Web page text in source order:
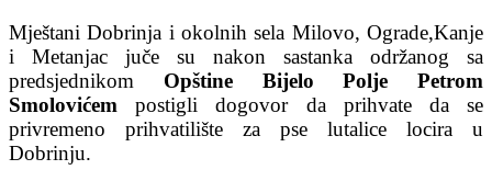
Mještani Dobrinja i okolnih sela Milovo, Ograde,Kanje
i Metanjac juče su nakon sastanka održanog sa
predsjednikom Opštine Bijelo Polje Petrom
Smolovićem postigli dogovor da prihvate da se
privremeno prihvatilište za pse lutalice locira u
Dobrinju.